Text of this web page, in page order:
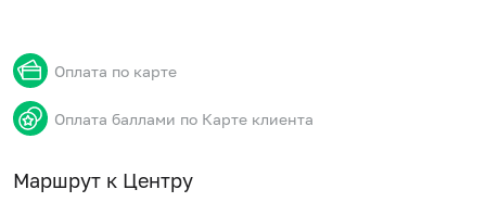
Оплата по карте
Оплата баллами по Карте клиента
Маршрут к Центру